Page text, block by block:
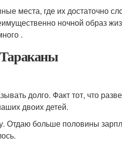
места, где их достаточно
ночной образ
.
долго. Факт тот, что
двоих детей.
Отдаю больше половины